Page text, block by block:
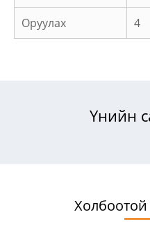
Оруулах 4
Үнийн
Холбоотой